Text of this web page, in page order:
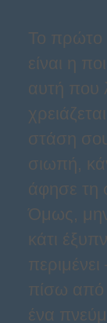
Το πρώτο
είναι η
αυτή που
στάση
σιωπή,
άφησε τη
Όμως, μην
κάτι
πίσω από
ένα